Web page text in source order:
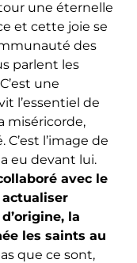
une éternelle
et cette joie se
des
parlent les
une
l’essentiel de
miséricorde,
l’image de
eu devant lui.
avec le
la
les saints au
que ce sont,